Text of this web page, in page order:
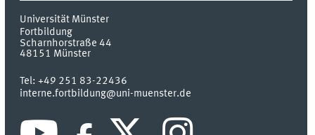
Universität Münster
Fortbildung
Scharnhorstraße 44
48151 Münster
Tel:+49 251 83-22436
interne.fortbildung@uni-muenster.de